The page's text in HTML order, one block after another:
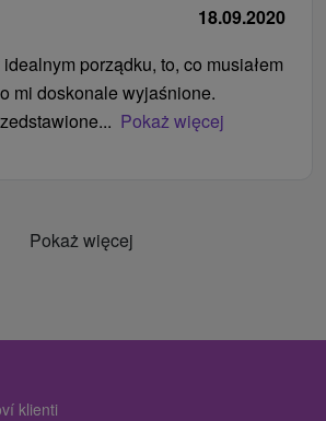
18.09.2020
porządku, to, co musiałem
mi doskonale wyjaśnione.
Pokaż więcej
Pokaż więcej
klienti